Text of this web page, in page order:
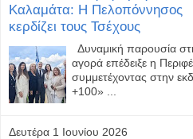
Καλαμάτα: Η Πελοπόννησος
κερδίζει τους Τσέχους
Δυναμική παρουσία
αγορά επέδειξε η
συμμετέχοντας στην
+100» ...
Δευτέρα 1 Ιουνίου 2026